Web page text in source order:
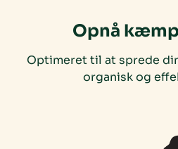
Opnå
Optimeret til at sprede
organisk og